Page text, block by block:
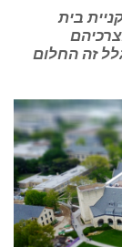
בית
זה החלום